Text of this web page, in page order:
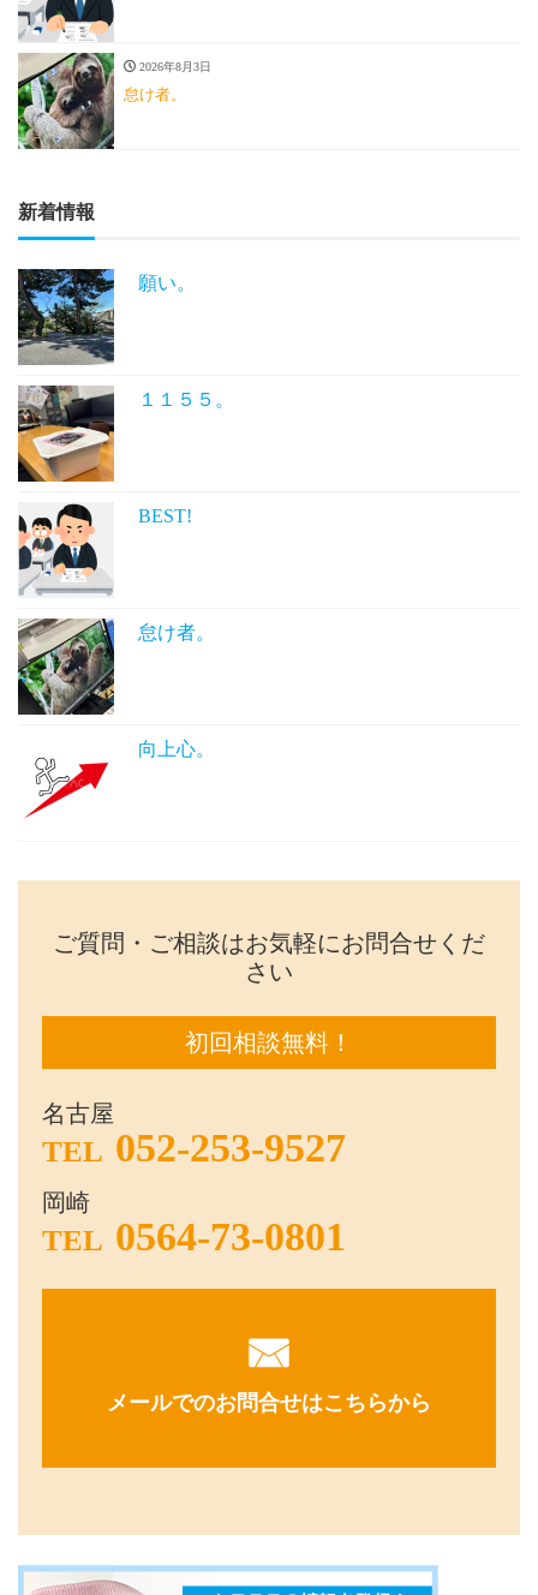
2026年8月3日
怠け者。
新着情報
願い。
１１５５。
BEST!
怠け者。
向上心。
ご質問・ご相談はお気軽にお問合せくだ
さい
初回相談無料！
名古屋
TEL 052-253-9527
岡崎
TEL 0564-73-0801
メールでのお問合せはこちらから